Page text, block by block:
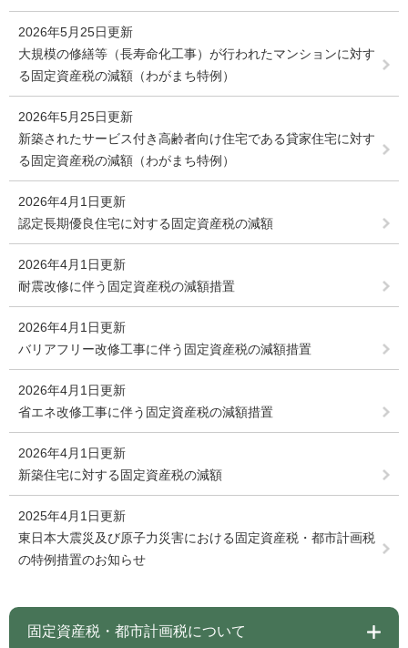
2026年5月25日更新
大規模の修繕等（長寿命化工事）が行われたマンションに対す
る固定資産税の減額（わがまち特例）
2026年5月25日更新
新築されたサービス付き高齢者向け住宅である貸家住宅に対す
る固定資産税の減額（わがまち特例）
2026年4月1日更新
認定長期優良住宅に対する固定資産税の減額
2026年4月1日更新
耐震改修に伴う固定資産税の減額措置
2026年4月1日更新
バリアフリー改修工事に伴う固定資産税の減額措置
2026年4月1日更新
省エネ改修工事に伴う固定資産税の減額措置
2026年4月1日更新
新築住宅に対する固定資産税の減額
2025年4月1日更新
東日本大震災及び原子力災害における固定資産税・都市計画税
の特例措置のお知らせ
固定資産税・都市計画税について